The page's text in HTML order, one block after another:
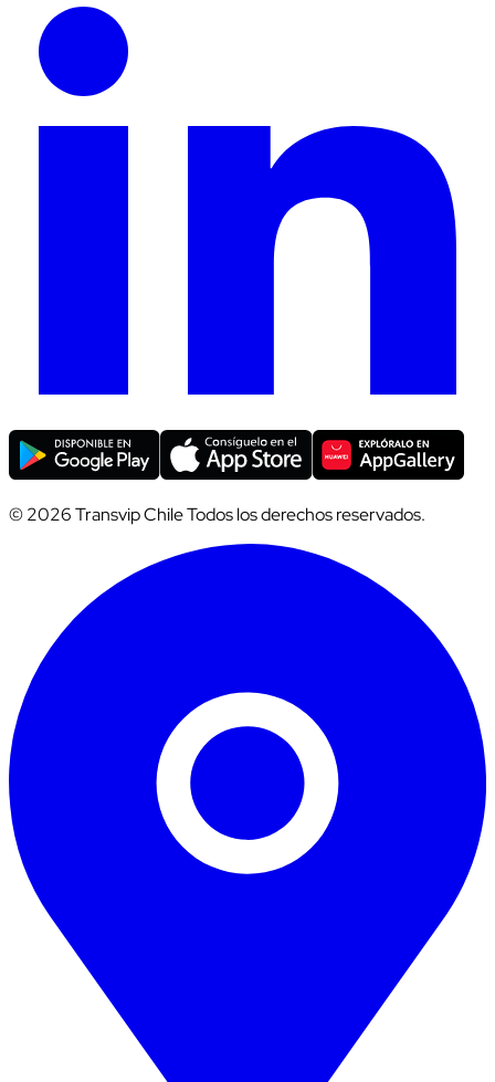
© 2026 Transvip Chile Todos los derechos reservados.